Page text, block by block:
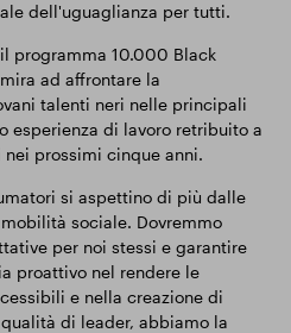
dell'uguaglianza per tutti.
programma 10.000 Black
ad affrontare la
talenti neri nelle principali
esperienza di lavoro retribuito a
prossimi cinque anni.
si aspettino di più dalle
sociale. Dovremmo
per noi stessi e garantire
proattivo nel rendere le
e nella creazione di
di leader, abbiamo la